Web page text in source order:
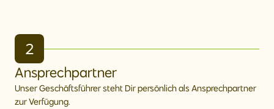
2
Ansprechpartner
Unser Geschäftsführer steht Dir persönlich als Ansprechpartner
zur Verfügung.